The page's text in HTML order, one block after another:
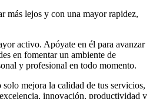
más lejos y con una mayor rapidez,
activo. Apóyate en él para avanzar
en fomentar un ambiente de
y profesional en todo momento.
mejora la calidad de tus servicios,
innovación, productividad y